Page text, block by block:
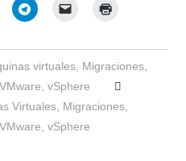
virtuales, Migraciones,
VMware ,vSphere
Virtuales Migraciones
VMware ,vSphere